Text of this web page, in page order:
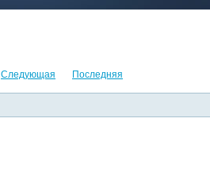
Следующая Последняя